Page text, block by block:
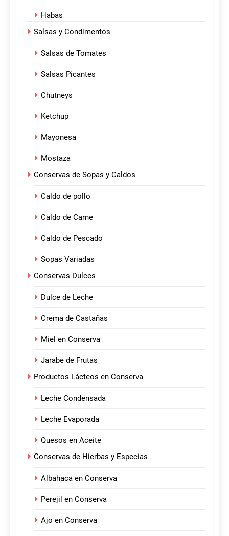
Habas
Salsas y Condimentos
Salsas de Tomates
Salsas Picantes
Chutneys
Ketchup
Mayonesa
Mostaza
Conservas de Sopas y Caldos
Caldo de pollo
Caldo de Carne
Caldo de Pescado
Sopas Variadas
Conservas Dulces
Dulce de Leche
Crema de Castañas
Miel en Conserva
Jarabe de Frutas
Productos Lácteos en Conserva
Leche Condensada
Leche Evaporada
Quesos en Aceite
Conservas de Hierbas y Especias
Albahaca en Conserva
Perejil en Conserva
Ajo en Conserva